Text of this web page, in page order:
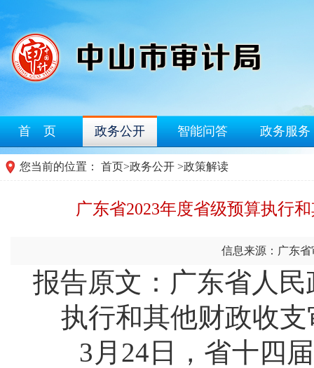
首 页 政务公开 智能问答 政务服务
您当前的位置： 首页>政务公开 >政策解读
广东省2023年度省级预算执行
信息来源：广东省
报告原文：广东省人
执行和其他财政收
3月24日，省十四届